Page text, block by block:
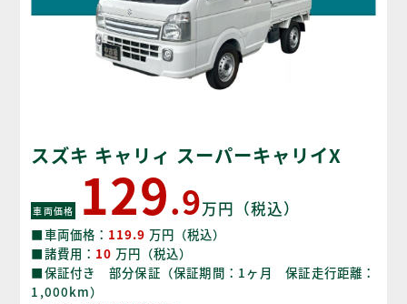
スズキ キャリィ スーパーキャリイX
車両価格 129.9万円（税込）
■車両価格： 119.9 万円（税込）
■諸費用： 10 万円（税込）
■保証付き 部分保証（保証期間：1ヶ月 保証走行距離：
1,000km）